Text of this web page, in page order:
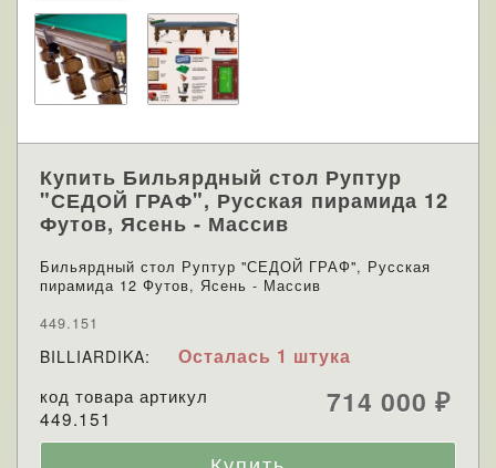
Купить Бильярдный стол Руптур
"СЕДОЙ ГРАФ", Русская пирамида 12
Футов, Ясень - Массив
Бильярдный стол Руптур "СЕДОЙ ГРАФ", Русская
пирамида 12 Футов, Ясень - Массив
449.151
BILLIARDIKA: Осталась 1 штука
код товара артикул
449.151
714 000 ₽